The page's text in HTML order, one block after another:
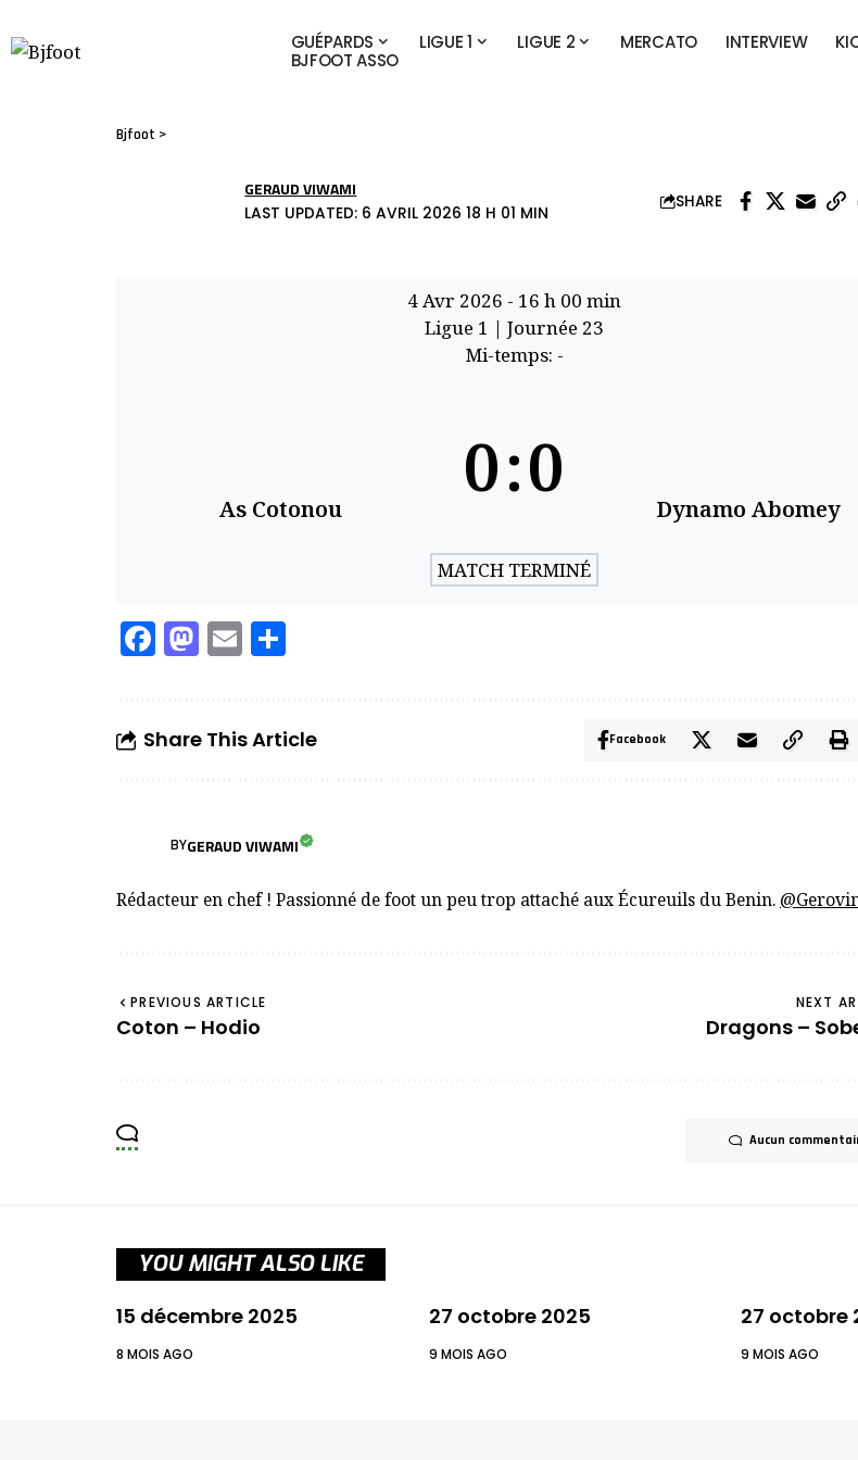
GUÉPARDS LIGUE 1 LIGUE 2 MERCATO INTERVIEW
BJFOOT ASSO
Bjfoot >
LAST UPDATED: 6 AVRIL 2026 18 H 01 MIN
GERAUD VIWAMI
SHARE
4 Avr 2026 - 16 h 00 min
Ligue 1 | Journée 23
Mi-temps: -
As Cotonou 0:0 Dynamo Abomey
MATCH TERMINÉ
Facebook
Mastodon
Email
Share This Article Facebook
BYGERAUD VIWAMI
Rédacteur en chef ! Passionné de foot un peu trop attaché aux Écureuils du Benin.
PREVIOUS ARTICLE
Coton – Hodio
NEXT
Dragons –
Aucun
YOU MIGHT ALSO LIKE
15 décembre 2025
8 MOIS AGO
27 octobre 2025
9 MOIS AGO
27 octobre
9 MOIS AGO